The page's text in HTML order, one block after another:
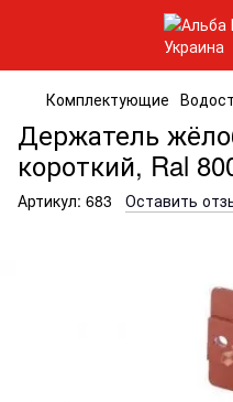
Комплектующие
Держатель
короткий, Ral
Артикул: 683 Оставить